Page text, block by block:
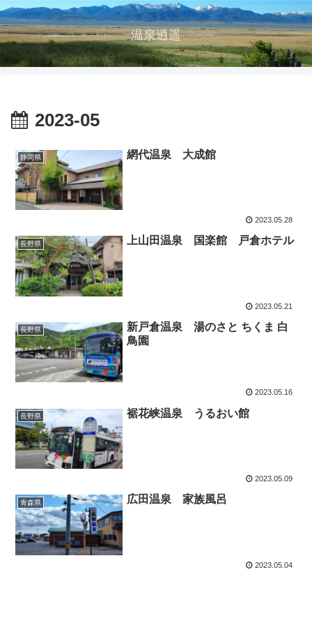
温泉逍遥
2023-05
静岡県 網代温泉 大成館
2023.05.28
長野県 上山田温泉 国楽館 戸倉ホテル
2023.05.21
長野県
新戸倉温泉 湯のさと ちくま 白
鳥園
2023.05.16
長野県 裾花峡温泉 うるおい館
2023.05.09
青森県 広田温泉 家族風呂
2023.05.04